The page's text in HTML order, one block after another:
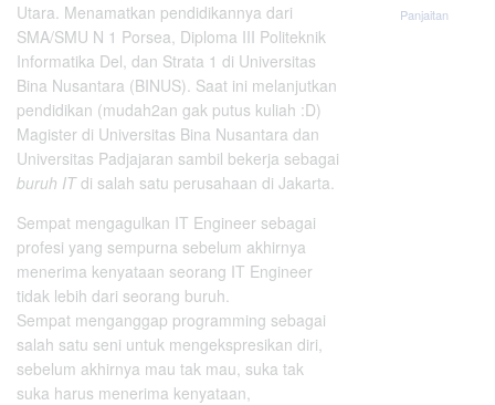
Utara. Menamatkan pendidikannya dari
SMA/SMU N 1 Porsea, Diploma III Politeknik
Informatika Del, dan Strata 1 di Universitas
Bina Nusantara (BINUS). Saat ini melanjutkan
pendidikan (mudah2an gak putus kuliah :D)
Magister di Universitas Bina Nusantara dan
Universitas Padjajaran sambil bekerja sebagai
buruh ITdi salah satu perusahaan di Jakarta.
Sempat mengagulkan IT Engineer sebagai
profesi yang sempurna sebelum akhirnya
menerima kenyataan seorang IT Engineer
tidak lebih dari seorang buruh.
Sempat menganggap programming sebagai
salah satu seni untuk mengekspresikan diri,
sebelum akhirnya mau tak mau, suka tak
suka harus menerima kenyataan,
Panjaitan